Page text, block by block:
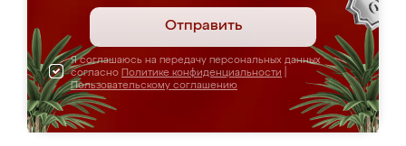
Отправить
Я соглашаюсь на передачу персональных данных
согласно Политике конфиденциальности
Пользовательскому соглашению